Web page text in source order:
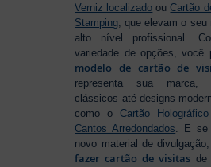
Verniz localizado ouCartão
Stamping, que elevam o seu
alto nível profissional.
variedade de opções, você
modelo de cartão de
representa sua marca,
clássicos até designs
como oCartão Holográfico
Cantos Arredondados. E se
novo material de
fazer cartão de visitas de